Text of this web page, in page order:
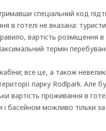
спеціальний код
в готелі не вказана:
вартість розміщення в
термін
все це, а також
парку Rodlpark. Але
вартість проживання в
басейном можливо тільки